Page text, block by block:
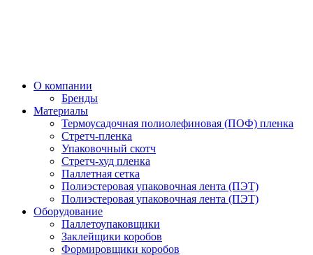
О компании
Бренды
Материалы
Термоусадочная полиолефиновая (ПОФ) пленка
Стретч-пленка
Упаковочный скотч
Стретч-худ пленка
Паллетная сетка
Полиэстеровая упаковочная лента (ПЭТ)
Полиэстеровая упаковочная лента (ПЭТ)
Оборудование
Паллетоупаковщики
Заклейщики коробов
Формировщики коробов